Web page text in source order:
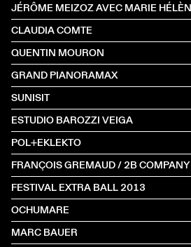
CLAUDIA COMTE
QUENTIN MOURON
GRAND PIANORAMAX
SUNISIT
ESTUDIO BAROZZI VEIGA
POL+EKLEKTO
FRANÇOIS GREMAUD / 2B COMPANY
FESTIVAL EXTRA BALL 2013
OCHUMARE
MARC BAUER